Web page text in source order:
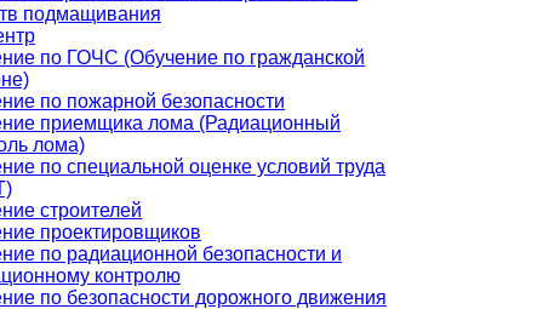
подмащивания
по ГОЧС (Обучение по гражданской
по пожарной безопасности
приемщика лома (Радиационный
лома)
по специальной оценке условий труда
строителей
проектировщиков
по радиационной безопасности и
контролю
по безопасности дорожного движения